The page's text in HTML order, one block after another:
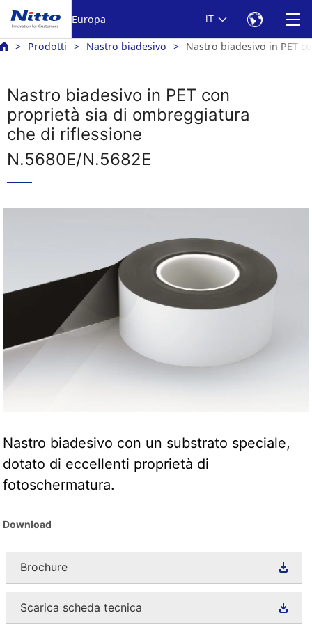
Europa IT
Prodotti Nastro biadesivo Nastro biadesivo in PET
Nastro biadesivo in PET con
proprietà sia di ombreggiatura
che di riflessione
N.5680E/N.5682E
Nastro biadesivo con un substrato speciale,
dotato di eccellenti proprietà di
fotoschermatura.
Download
Brochure
Scarica scheda tecnica